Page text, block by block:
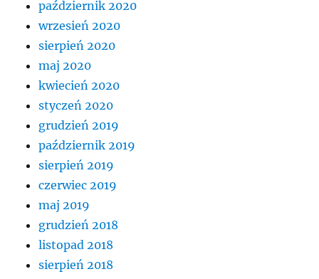
październik 2020
wrzesień 2020
sierpień 2020
maj 2020
kwiecień 2020
styczeń 2020
grudzień 2019
październik 2019
sierpień 2019
czerwiec 2019
maj 2019
grudzień 2018
listopad 2018
sierpień 2018